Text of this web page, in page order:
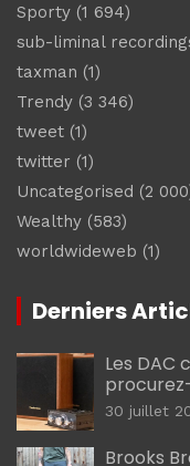
Sporty (1 694)
sub-liminal
taxman (1)
Trendy (3 346)
tweet (1)
twitter (1)
Uncategorised (2
Wealthy (583)
worldwideweb (1)
Derniers
Les DAC
30 juillet
Brooks